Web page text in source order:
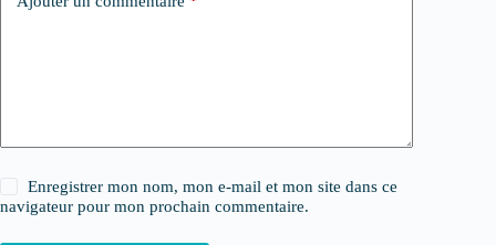
Enregistrer mon nom, mon e-mail et mon site dans ce
navigateur pour mon prochain commentaire.